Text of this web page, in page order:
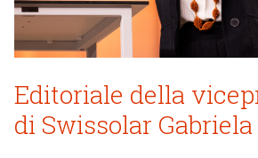
Editoriale della
di Swissolar